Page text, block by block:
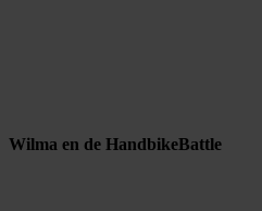
Wilma en de HandbikeBattle